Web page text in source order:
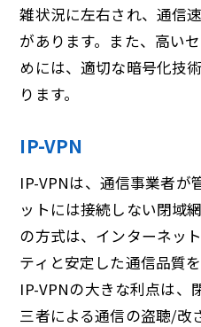
雑状況に左右され、通信
があります。また、高い
めには、適切な暗号化技
ります。
IP-VPN
IP-VPNは、通信事業者が
ットには接続しない閉域
の方式は、インターネッ
ティと安定した通信品質を
IP-VPNの大きな利点は、
三者による通信の盗聴/改